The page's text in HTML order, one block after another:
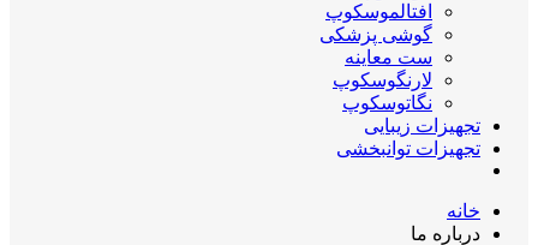
افتالموسکوپ
گوشی پزشکی
ست معاینه
لارنگوسکوپ
نگاتوسکوپ
تجهیزات زیبایی
تجهیزات توانبخشی
خانه
درباره ما